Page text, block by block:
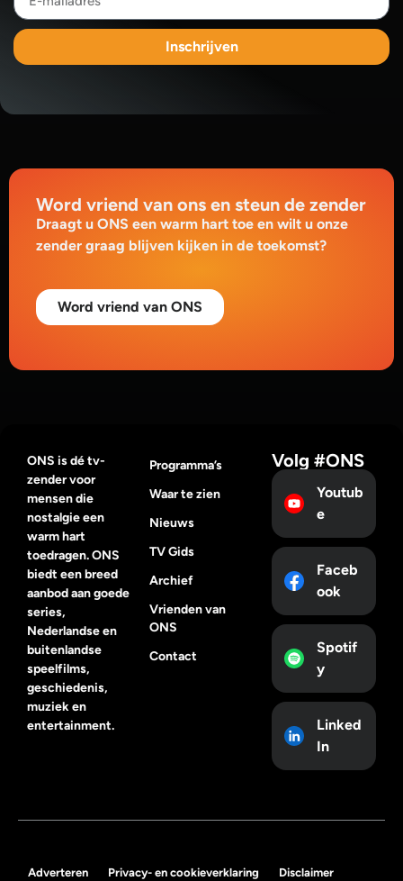
Inschrijven
Word vriend van ons en steun de zender
Draagt u ONS een warm hart toe en wilt u onze
zender graag blijven kijken in de toekomst?
Word vriend van ONS
ONS is dé tv-
zender voor
mensen die
nostalgie een
warm hart
toedragen. ONS
biedt een breed
aanbod aan goede
series,
Nederlandse en
buitenlandse
speelfilms,
geschiedenis,
muziek en
entertainment.
Programma’s
Waar te zien
Nieuws
TV Gids
Archief
Vrienden van
ONS
Contact
Volg #ONS
Youtub
e
Faceb
ook
Spotif
y
Linked
In
Adverteren Privacy- en cookieverklaring Disclaimer